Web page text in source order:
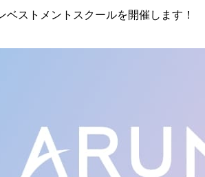
ベストメントスクールを開催します！